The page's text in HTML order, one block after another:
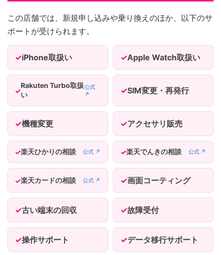
この店舗では、新規申し込みや乗り換えのほか、以下のサ
ポートが受けられます。
iPhone取扱い Apple Watch取扱い
Rakuten Turbo取扱
い
公式
↗
SIM変更・再発行
機種変更 アクセサリ販売
楽天ひかりの相談 公式 ↗ 楽天でんきの相談 公式 ↗
楽天カードの相談 公式 ↗ 画面コーティング
古い端末の回収 故障受付
操作サポート データ移行サポート